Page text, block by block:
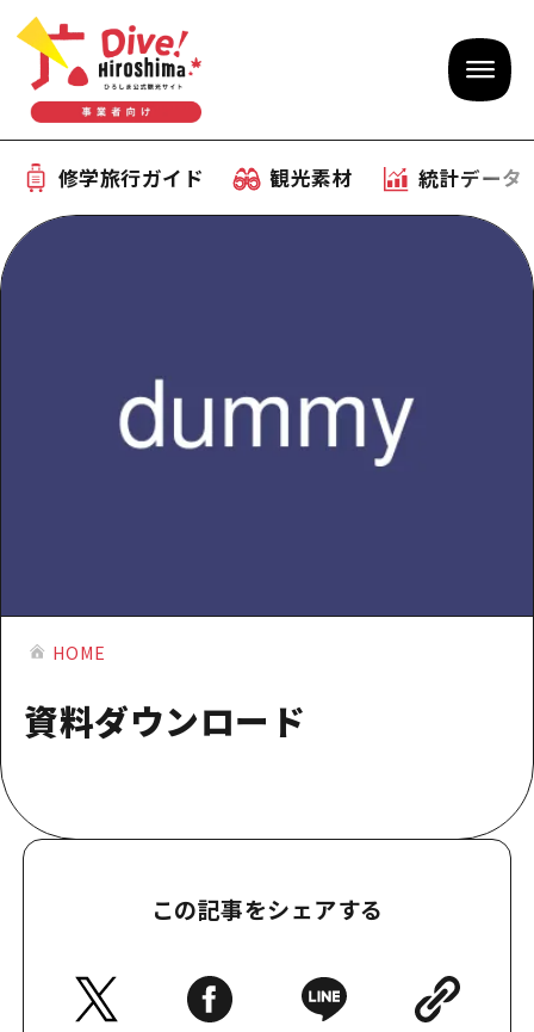
修学旅行ガイド 観光素材 統計データ
修学旅行ガイド
産業・体験 観光スポット
お役立ち情報
補助金情報
運営について
新着情報
HOME
資料ダウンロード
この記事をシェアする